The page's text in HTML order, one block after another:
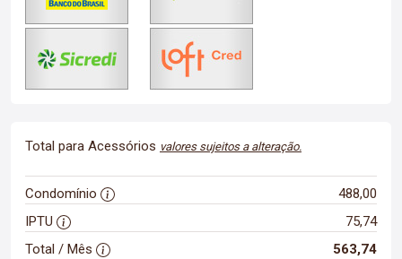
Total para Acessórios valores sujeitos a alteração.
Condomínio
488,00
IPTU
75,74
Total / Mês
563,74